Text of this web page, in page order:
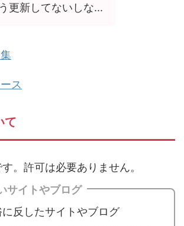
更新してないしな...
ス
て
。許可は必要ありません。
サイトやブログ
反したサイトやブログ